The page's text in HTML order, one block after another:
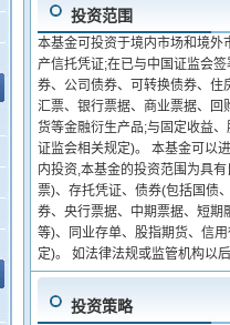
投资范围
本基金可投资于境内市场和境外
产信托凭证;在已与中国证监会
券、公司债券、可转换债券、住
汇票、银行票据、商业票据、回
货等金融衍生产品;与固定收益
证监会相关规定)。 本基金可以
内投资,本基金的投资范围为具
票)、存托凭证、债券(包括国债
券、央行票据、中期票据、短期
等)、同业存单、股指期货、信
定)。 如法律法规或监管机构以
投资策略